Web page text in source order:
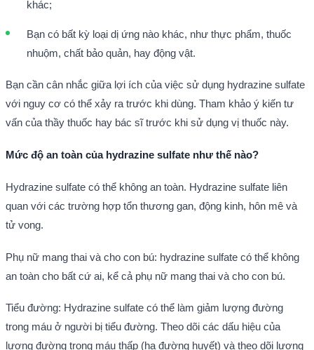
khác;
Bạn có bất kỳ loại dị ứng nào khác, như thực phẩm, thuốc
nhuộm, chất bảo quản, hay động vật.
Bạn cần cân nhắc giữa lợi ích của việc sử dụng hydrazine sulfate
với nguy cơ có thể xảy ra trước khi dùng. Tham khảo ý kiến tư
vấn của thầy thuốc hay bác sĩ trước khi sử dụng vị thuốc này.
Mức độ an toàn của hydrazine sulfate như thế nào?
Hydrazine sulfate có thể không an toàn. Hydrazine sulfate liên
quan với các trường hợp tổn thương gan, động kinh, hôn mê và
tử vong.
Phụ nữ mang thai và cho con bú: hydrazine sulfate có thể không
an toàn cho bất cứ ai, kể cả phụ nữ mang thai và cho con bú.
Tiểu đường: Hydrazine sulfate có thể làm giảm lượng đường
trong máu ở người bị tiểu đường. Theo dõi các dấu hiệu của
lượng đường trong máu thấp (hạ đường huyết) và theo dõi lượng